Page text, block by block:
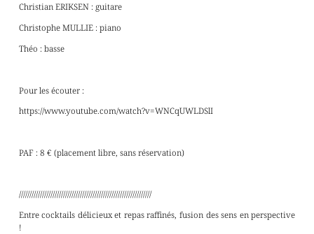
Christian ERIKSEN : guitare
Christophe MULLIE : piano
Théo : basse
Pour les écouter :
https://www.youtube.com/watch?v=WNCqUWLDSlI
PAF : 8 € (placement libre, sans réservation)
///////////////////////////////////////////////////////////////
Entre cocktails délicieux et repas raffinés, fusion des sens en perspective
!